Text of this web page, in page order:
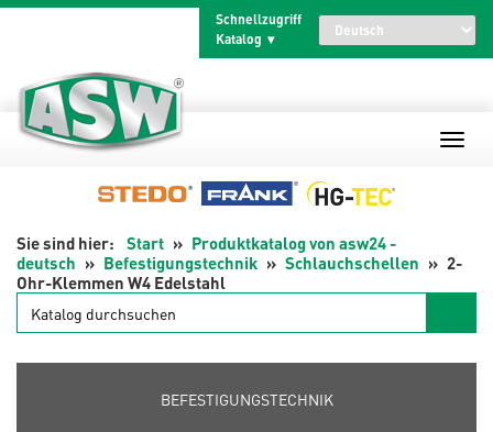
Schnellzugriff
Katalog
Start
Produktkatalog von asw24 -
deutsch
Befestigungstechnik Schlauchschellen
2-
Ohr-Klemmen W4 Edelstahl
Katalog
durchsuchen
BEFESTIGUNGSTECHNIK